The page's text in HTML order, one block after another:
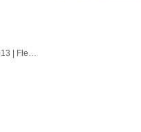
2013 | Fleur | Azulejo | Cubo | Alvorada